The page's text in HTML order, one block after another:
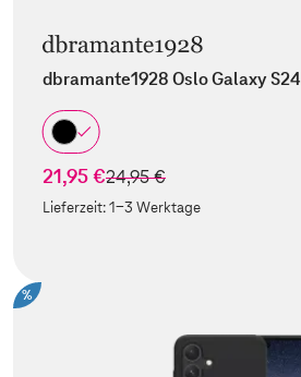
dbramante1928 Oslo Galaxy S24
21,95 €statt
24,95 €
Lieferzeit:1-3 Werktage
%